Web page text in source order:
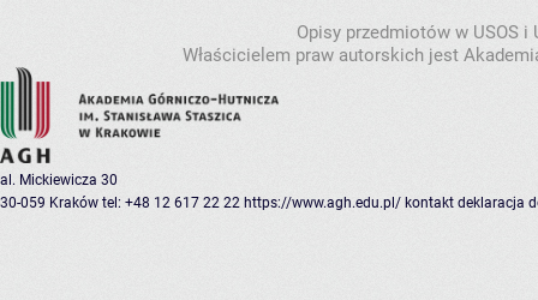
Opisy przedmiotów w USOS
Właścicielem praw autorskich jest
al. Mickiewicza 30
30-059 Kraków tel: +48 12 617 22 22 https://www.agh.edu.pl/ kontakt deklaracja